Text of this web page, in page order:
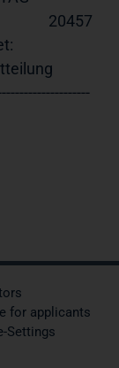
20457
for applicants
Settings